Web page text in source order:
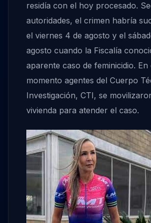
residía con el hoy procesado.
autoridades, el crimen habría
el viernes 4 de agosto y el
agosto cuando la Fiscalía
aparente caso de feminicidio. En
momento agentes del Cuerpo
Investigación, CTI, se
vivienda para atender el caso.